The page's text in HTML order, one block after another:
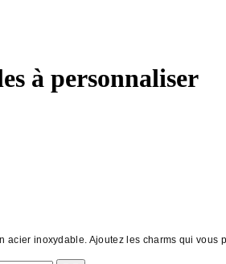
à personnaliser
acier inoxydable. Ajoutez les charms qui